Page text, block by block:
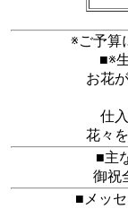
※ご予算
■※
お花
仕
花々
■主
御祝
■メッ